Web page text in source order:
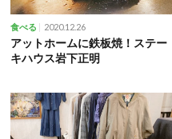
食べる 2020.12.26
アットホームに鉄板焼！ステー
キハウス岩下正明